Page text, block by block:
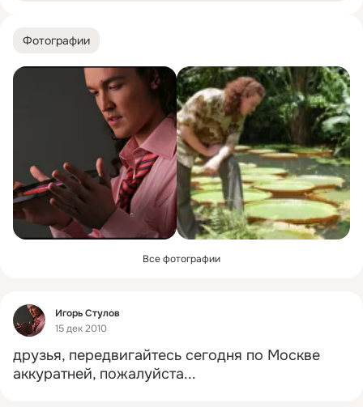
Фотографии
Все фотографии
Фид
Игорь Стулов
15 дек 2010
друзья, передвигайтесь сегодня по Москве
аккуратней, пожалуйста...